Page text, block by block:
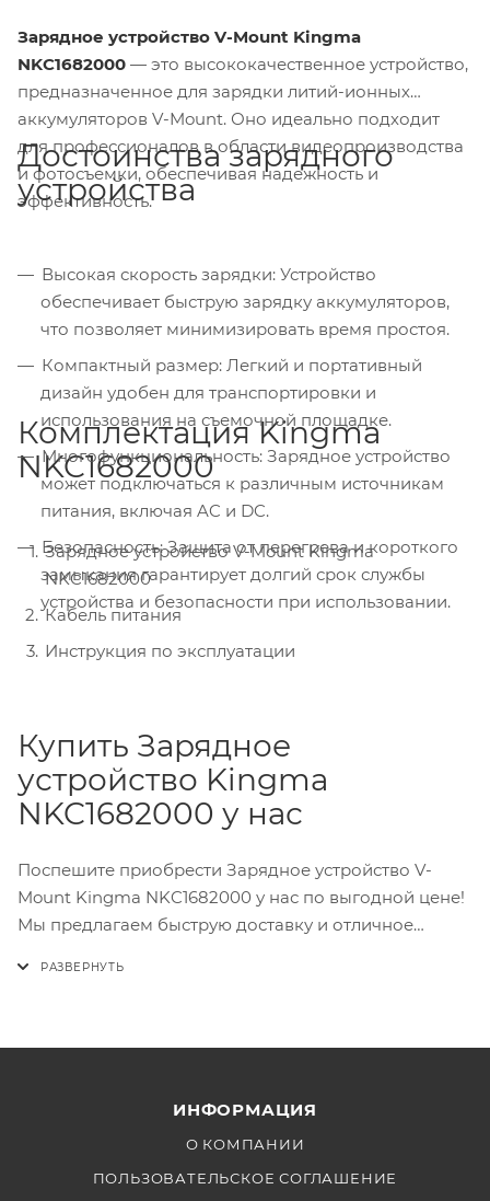
Зарядное устройство V-Mount Kingma
NKC1682000 — это высококачественное устройство,
предназначенное для зарядки литий-ионных
аккумуляторов V-Mount. Оно идеально подходит
для профессионалов в области видеопроизводства
и фотосъемки, обеспечивая надежность и
эффективность.
Достоинства зарядного
устройства
Высокая скорость зарядки: Устройство
обеспечивает быструю зарядку аккумуляторов,
что позволяет минимизировать время простоя.
Компактный размер: Легкий и портативный
дизайн удобен для транспортировки и
использования на съемочной площадке.
Многофункциональность: Зарядное устройство
может подключаться к различным источникам
питания, включая AC и DC.
Безопасность: Защита от перегрева и короткого
замыкания гарантирует долгий срок службы
устройства и безопасности при использовании.
Комплектация Kingma
NKC1682000
Зарядное устройство V-Mount Kingma
NKC1682000
Кабель питания
Инструкция по эксплуатации
Купить Зарядное
устройство Kingma
NKC1682000 у нас
Поспешите приобрести Зарядное устройство V-
Mount Kingma NKC1682000 у нас по выгодной цене!
Мы предлагаем быструю доставку и отличное
ИНФОРМАЦИЯ
О КОМПАНИИ
ПОЛЬЗОВАТЕЛЬСКОЕ СОГЛАШЕНИЕ